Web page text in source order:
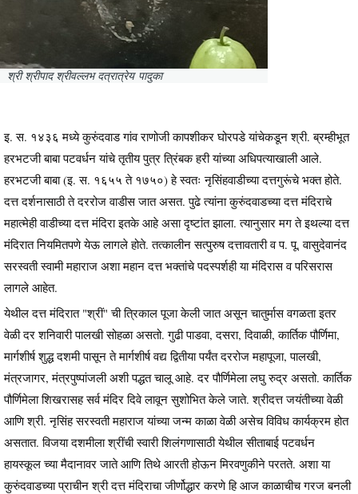
श्री श्रीपाद श्रीवल्लभ दत्रात्रेय पादुका
इ. स. १४३६ मध्ये कुरुंदवाड गांव राणोजी कापशीकर घोरपडे यांचेकडून श्री. ब्रम्हीभूत
हरभटजी बाबा पटवर्धन यांचे तृतीय पुत्र त्रिंबक हरी यांच्या अधिपत्याखाली आले.
हरभटजी बाबा (इ. स. १६५५ ते १७५०) हे स्वतः नृसिंहवाडीच्या दत्तगुरूंचे भक्त होते.
दत्त दर्शनासाठी ते दररोज वाडीस जात असत. पुढे त्यांना कुरुंदवाडच्या दत्त मंदिराचे
महात्मेही वाडीच्या दत्त मंदिरा इतके आहे असा दृष्टांत झाला. त्यानुसार मग ते इथल्या दत्त
मंदिरात नियमितपणे येऊ लागले होते. तत्कालीन सत्पुरुष दत्तावतारी व प. पू. वासुदेवानंद
सरस्वती स्वामी महाराज अशा महान दत्त भक्तांचे पदस्पर्शही या मंदिरास व परिसरास
लागले आहेत.
येथील दत्त मंदिरात "श्रीं" ची त्रिकाल पूजा केली जात असून चातुर्मास वगळता इतर
वेळी दर शनिवारी पालखी सोहळा असतो. गुढी पाडवा, दसरा, दिवाळी, कार्तिक पौर्णिमा,
मार्गशीर्ष शुद्ध दशमी पासून ते मार्गशीर्ष वद्य द्वितीया पर्यंत दररोज महापूजा, पालखी,
मंत्रजागर, मंत्रपुष्पांजली अशी पद्धत चालू आहे. दर पौर्णिमेला लघु रुद्र असतो. कार्तिक
पौर्णिमेला शिखरासह सर्व मंदिर दिवे लावून सुशोभित केले जाते. श्रीदत्त जयंतीच्या वेळी
आणि श्री. नृसिंह सरस्वती महाराज यांच्या जन्म काळा वेळी असेच विविध कार्यक्रम होत
असतात. विजया दशमीला श्रींची स्वारी शिलंगणासाठी येथील सीताबाई पटवर्धन
हायस्कूल च्या मैदानावर जाते आणि तिथे आरती होऊन मिरवणुकीने परतते. अशा या
कुरुंदवाडच्या प्राचीन श्री दत्त मंदिराचा जीर्णोद्धार करणे हि आज काळाचीच गरज बनली